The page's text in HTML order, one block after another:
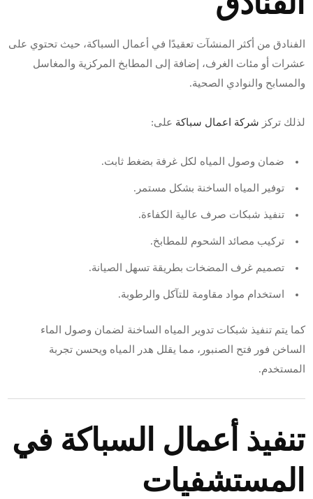
الفنادق من أكثر المنشآت تعقيدًا في أعمال السباكة، حيث تحتوي على
عشرات أو مئات الغرف، إضافة إلى المطابخ المركزية والمغاسل
والمسابح والنوادي الصحية.
لذلك تركز شركة اعمال سباكة على:
ضمان وصول المياه لكل غرفة بضغط ثابت.
توفير المياه الساخنة بشكل مستمر.
تنفيذ شبكات صرف عالية الكفاءة.
تركيب مصائد الشحوم للمطابخ.
تصميم غرف المضخات بطريقة تسهل الصيانة.
استخدام مواد مقاومة للتآكل والرطوبة.
كما يتم تنفيذ شبكات تدوير المياه الساخنة لضمان وصول الماء
الساخن فور فتح الصنبور، مما يقلل هدر المياه ويحسن تجربة
المستخدم.
تنفيذ أعمال السباكة في
المستشفيات